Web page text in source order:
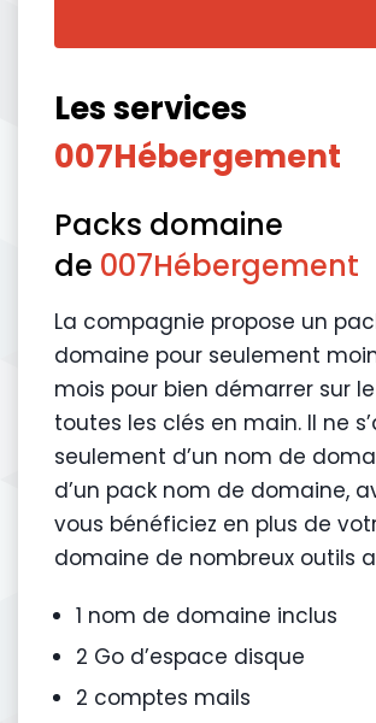
Les services
007Hébergement
Packs domaine
de 007Hébergement
La compagnie propose un
domaine pour seulement
mois pour bien démarrer sur
toutes les clés en main. Il ne
seulement d’un nom de
d’un pack nom de domaine,
vous bénéficiez en plus de
domaine de nombreux outils
1 nom de domaine inclus
2 Go d’espace disque
2 comptes mails